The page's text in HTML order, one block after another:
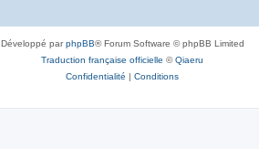
Développé parphpBB® Forum Software © phpBB Limited
Traduction française officielle ©Qiaeru
Confidentialité | Conditions